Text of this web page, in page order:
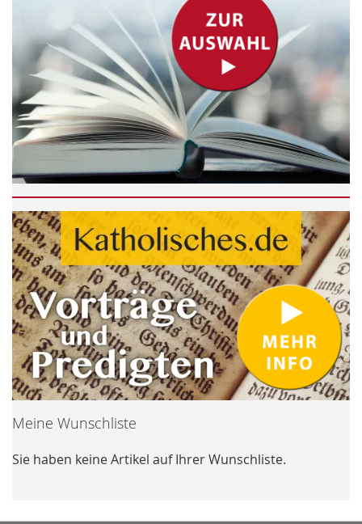
Meine Wunschliste
Sie haben keine Artikel auf Ihrer Wunschliste.